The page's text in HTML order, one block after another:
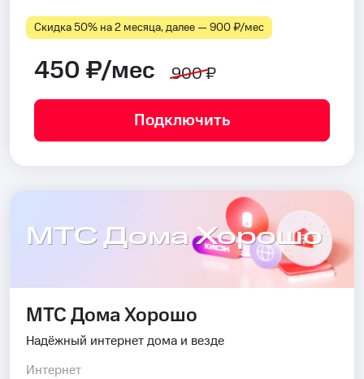
Скидка 50% на 2 месяца, далее — 900 ₽⁠/⁠мес
450 ₽/мес 900 ₽
Подключить
МТС Дома Хорошо
МТС Дома Хорошо
Надёжный интернет дома и везде
Интернет